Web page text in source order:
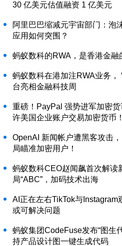
30 亿美元估值融资 1 亿美元
阿里巴巴缩减元宇宙部门：泡
应用如何突围？
蚂蚁数科的RWA，是香港金融
蚂蚁数科在港加注RWA业务，
台亮相金融科技周
重磅！PayPal 强势进军加密
许美国企业账户交易加密货币！
OpenAI 新闻帐户遭黑客攻击
局瞄准加密用户！
蚂蚁数科CEO赵闻飙首次解读
局“ABC”，加码技术出海
AI正在左右TikTok与Instagram
或可解决问题
蚂蚁集团CodeFuse发布“图生
持产品设计图一键生成代码